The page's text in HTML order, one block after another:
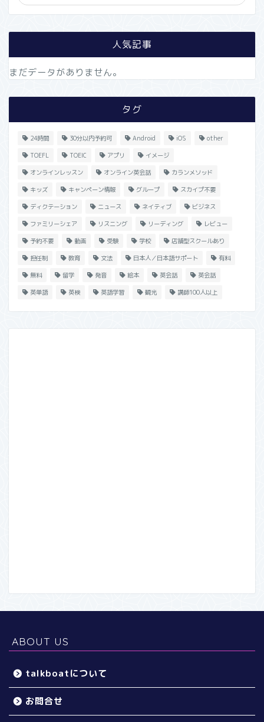
人気記事
まだデータがありません。
タグ
24時間 30分以内予約可 Android iOS other
TOEFL TOEIC アプリ イメージ
オンラインレッスン オンライン英会話 カランメソッド
キッズ キャンペーン情報 グループ スカイプ不要
ディクテーション ニュース ネイティブ ビジネス
ファミリーシェア リスニング リーディング レビュー
予約不要 動画 受験 学校 店舗型スクールあり
担任制 教育 文法 日本人／日本語サポート 有料
無料 留学 発音 絵本 英会話 英会話
英単語 英検 英語学習 観光 講師100人以上
ABOUT US
talkboatについて
お問合せ